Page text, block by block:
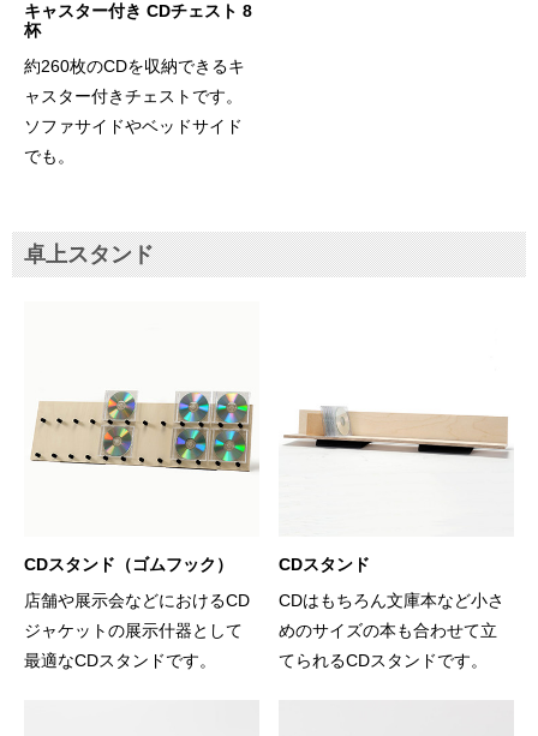
キャスター付き CDチェスト 8
杯
約260枚のCDを収納できるキ
ャスター付きチェストです。
ソファサイドやベッドサイド
でも。
卓上スタンド
CDスタンド（ゴムフック）
店舗や展示会などにおけるCD
ジャケットの展示什器として
最適なCDスタンドです。
CDスタンド
CDはもちろん文庫本など小さ
めのサイズの本も合わせて立
てられるCDスタンドです。